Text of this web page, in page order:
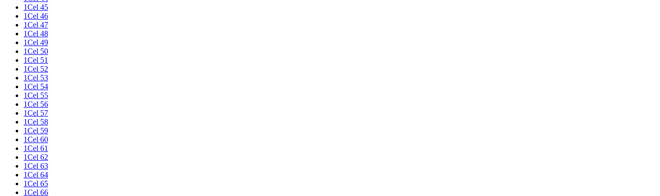
1Cel 45
1Cel 46
1Cel 47
1Cel 48
1Cel 49
1Cel 50
1Cel 51
1Cel 52
1Cel 53
1Cel 54
1Cel 55
1Cel 56
1Cel 57
1Cel 58
1Cel 59
1Cel 60
1Cel 61
1Cel 62
1Cel 63
1Cel 64
1Cel 65
1Cel 66